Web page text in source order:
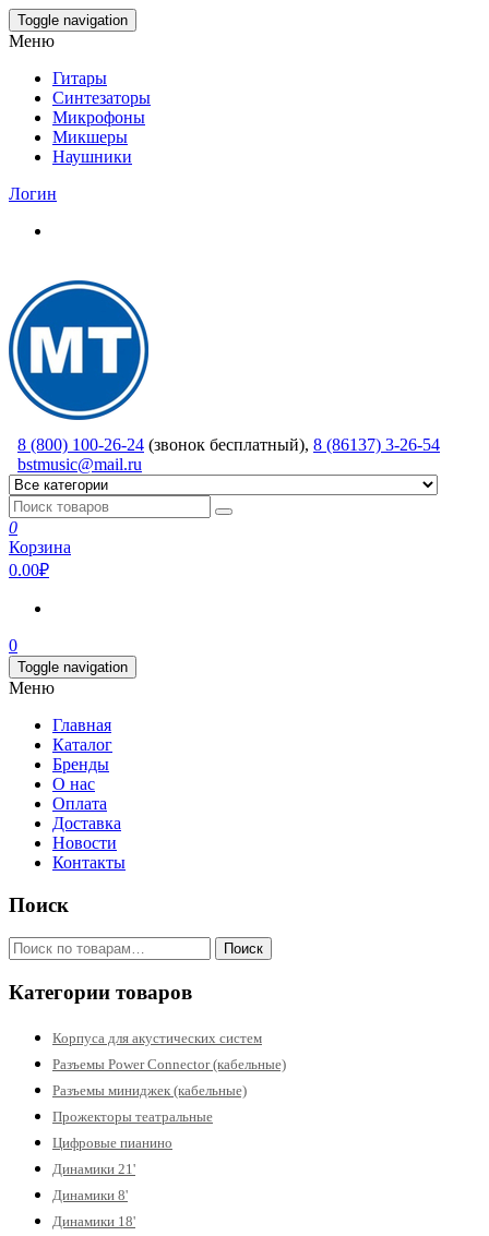
Skip
to
content
Toggle navigation
Меню
Гитары
Синтезаторы
Микрофоны
Микшеры
Наушники
Логин
8 (800) 100-26-24 (звонок бесплатный), 8 (86137) 3-26-54
bstmusic@mail.ru
0
Корзина
0.00₽
0
Toggle navigation
Меню
Главная
Каталог
Бренды
О нас
Оплата
Доставка
Новости
Контакты
Поиск
Искать: Поиск
Категории товаров
Корпуса для акустических систем
Разъемы Power Connector (кабельные)
Разъемы миниджек (кабельные)
Прожекторы театральные
Цифровые пианино
Динамики 21'
Динамики 8'
Динамики 18'